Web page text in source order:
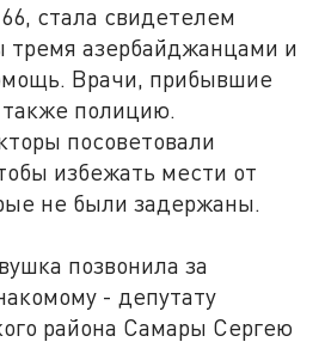
стала свидетелем
тремя азербайджанцами и
Врачи, прибывшие
полицию.
посоветовали
избежать мести от
не были задержаны.
позвонила за
- депутату
района Самары Сергею